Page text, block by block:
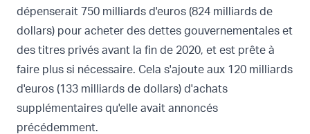
dépenserait 750 milliards d'euros (824 milliards de
dollars) pour acheter des dettes gouvernementales et
des titres privés avant la fin de 2020, et est prête à
faire plus si nécessaire. Cela s'ajoute aux 120 milliards
d'euros (133 milliards de dollars) d'achats
supplémentaires qu'elle avait annoncés
précédemment.